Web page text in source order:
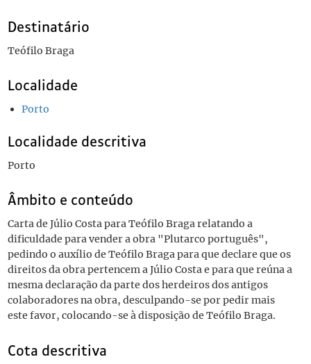
Destinatário
Teófilo Braga
Localidade
Porto
Localidade descritiva
Porto
Âmbito e conteúdo
Carta de Júlio Costa para Teófilo Braga relatando a
dificuldade para vender a obra "Plutarco português",
pedindo o auxílio de Teófilo Braga para que declare que os
direitos da obra pertencem a Júlio Costa e para que reúna a
mesma declaração da parte dos herdeiros dos antigos
colaboradores na obra, desculpando-se por pedir mais
este favor, colocando-se à disposição de Teófilo Braga.
Cota descritiva